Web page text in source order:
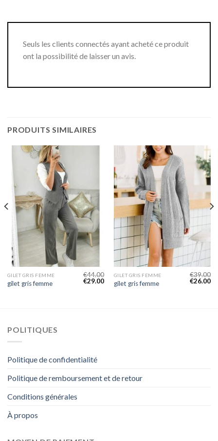
Seuls les clients connectés ayant acheté ce produit
ont la possibilité de laisser un avis.
PRODUITS SIMILAIRES
GILET GRIS FEMME
gilet gris femme
€44.00
€29.00
GILET GRIS FEMME
gilet gris femme
€39.00
€26.00
POLITIQUES
Politique de confidentialité
Politique de remboursement et de retour
Conditions générales
À propos